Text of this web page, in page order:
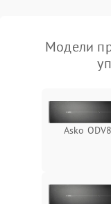
Модели
Asko